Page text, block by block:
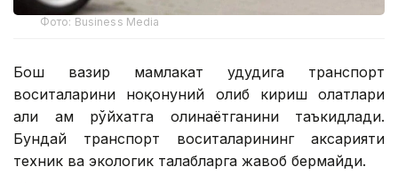
Фото: Business Media
Бош вазир мамлакат ҳудудига транспорт
воситаларини ноқонуний олиб кириш ҳолатлари
ҳали ҳам рўйхатга олинаётганини таъкидлади.
Бундай транспорт воситаларининг аксарияти
техник ва экологик талабларга жавоб бермайди.